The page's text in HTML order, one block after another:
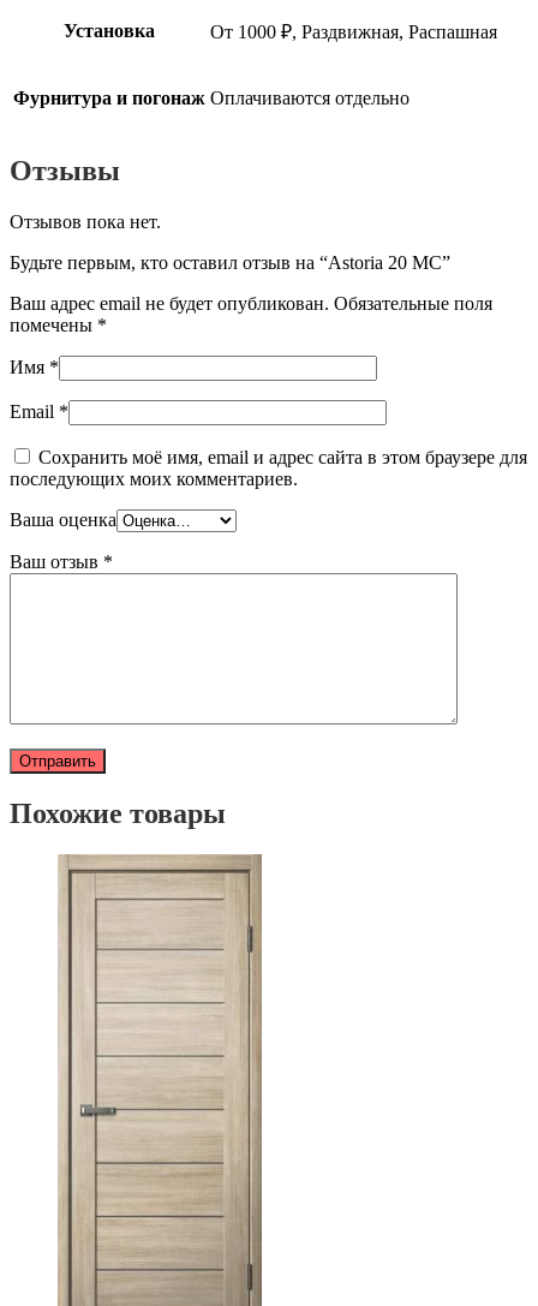
Установка От 1000 ₽, Раздвижная, Распашная
Фурнитура и погонаж Оплачиваются отдельно
Отзывы
Отзывов пока нет.
Будьте первым, кто оставил отзыв на “Astoria 20 МС”
Ваш адрес email не будет опубликован. Обязательные поля
помечены *
Имя *
Email *
Сохранить моё имя, email и адрес сайта в этом браузере для
последующих моих комментариев.
Ваша оценка
Ваш отзыв *
Похожие товары